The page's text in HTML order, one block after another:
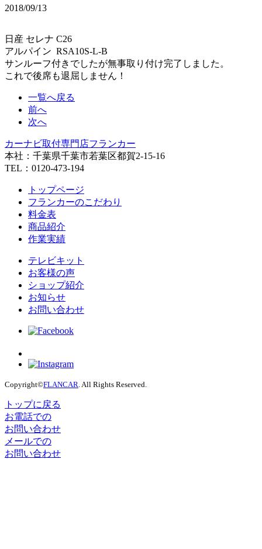
2018/09/13
日産 セレナ C26
アルパイン RSA10S-L-B
サンルーフ付きでしたが無事取り付け完了しました。
これで後席も退屈しません！
一覧へ戻る
前へ
次へ
カーナビ取付専⾨店フランカー
本社：千葉県千葉市若葉区都賀2-15-16
TEL：0120-473-194
トップページ
フランカーのこだわり
料金表
商品紹介
作業実績
テレビキット
お客様の声
ショップ紹介
お知らせ
お問い合わせ
Copyright©FLANCAR. All Rights Reserved.
トップに戻る
お電話での
お問い合わせ
メールでの
お問い合わせ